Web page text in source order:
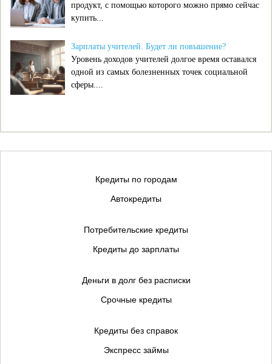
продукт, с помощью которого можно прямо сейчас
купить...
Зарплаты учителей. Будет ли повышение?
Уровень доходов учителей долгое время оставался
одной из самых болезненных точек социальной
сферы....
Кредиты по городам
Автокредиты
Потребительские кредиты
Кредиты до зарплаты
Деньги в долг без расписки
Срочные кредиты
Кредиты без справок
Экспресс займы